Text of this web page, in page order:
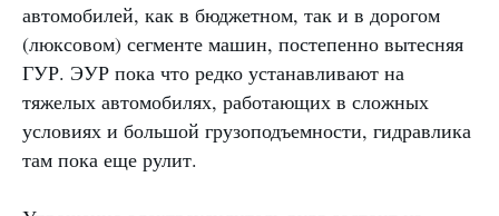
автомобилей, как в бюджетном, так и в дорогом
(люксовом) сегменте машин, постепенно вытесняя
ГУР. ЭУР пока что редко устанавливают на
тяжелых автомобилях, работающих в сложных
условиях и большой грузоподъемности, гидравлика
там пока еще рулит.